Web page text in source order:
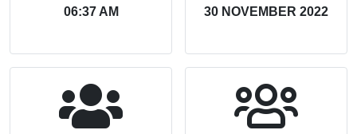
06:37 AM 30 NOVEMBER 2022